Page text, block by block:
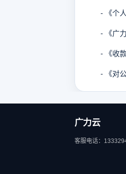
- 《个人
- 《广力
- 《收款
- 《对公
广力云
客服电话：